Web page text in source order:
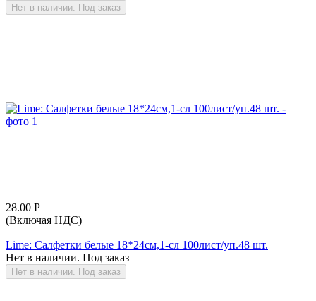
Нет в наличии. Под заказ
28.00 Р
(Включая НДС)
Lime: Салфетки белые 18*24см,1-сл 100лист/уп.48 шт.
Нет в наличии. Под заказ
Нет в наличии. Под заказ